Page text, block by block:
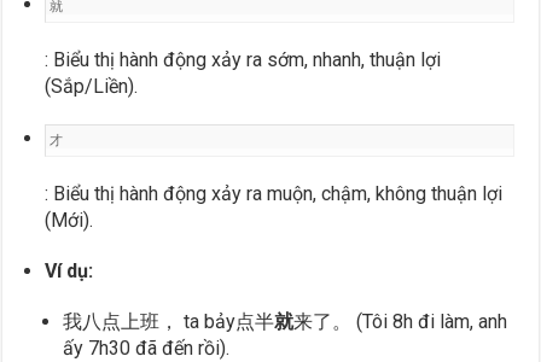
就
: Biểu thị hành động xảy ra sớm, nhanh, thuận lợi
(Sắp/Liền).
才
: Biểu thị hành động xảy ra muộn, chậm, không thuận lợi
(Mới).
Ví dụ:
我八点上班， ta bảy点半就来了。 (Tôi 8h đi làm, anh
ấy 7h30 đã đến rồi).